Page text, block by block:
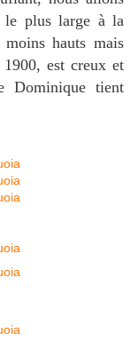
le plus large à la
hauts mais
est creux et
Dominique tient